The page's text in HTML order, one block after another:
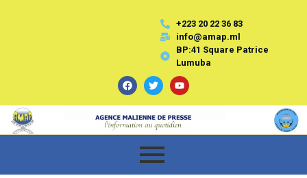
+223 20 22 36 83
info@amap.ml
BP:41 Square Patrice
Lumuba